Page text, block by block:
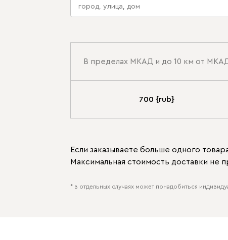
В пределах МКАД и до 10 км от МКАД
700 {rub}
Если заказываете больше одного
Максимальная стоимость доставки не
* в отдельных случаях может понадобиться